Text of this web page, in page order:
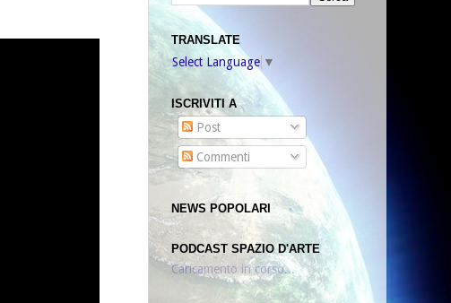
TRANSLATE
Select Language ▼
ISCRIVITI A
Post
Commenti
NEWS POPOLARI
PODCAST SPAZIO D'ARTE
Caricamento in corso...